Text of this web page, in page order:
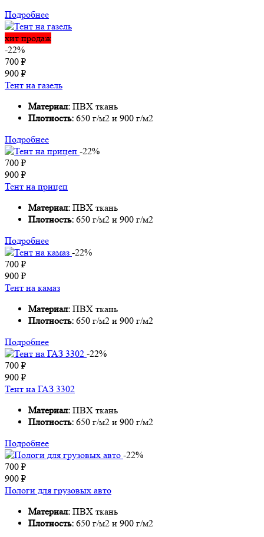
Подробнее
хит продаж
-22%
700 ₽
900 ₽
Тент на газель
Материал: ПВХ ткань
Плотность: 650 г/м2 и 900 г/м2
Подробнее
-22%
700 ₽
900 ₽
Тент на прицеп
Материал: ПВХ ткань
Плотность: 650 г/м2 и 900 г/м2
Подробнее
-22%
700 ₽
900 ₽
Тент на камаз
Материал: ПВХ ткань
Плотность: 650 г/м2 и 900 г/м2
Подробнее
-22%
700 ₽
900 ₽
Тент на ГАЗ 3302
Материал: ПВХ ткань
Плотность: 650 г/м2 и 900 г/м2
Подробнее
-22%
700 ₽
900 ₽
Пологи для грузовых авто
Материал: ПВХ ткань
Плотность: 650 г/м2 и 900 г/м2